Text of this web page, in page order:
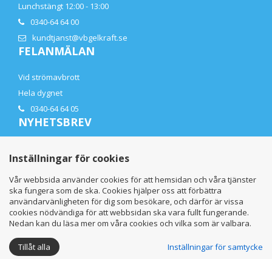
Lunchstängt 12:00 - 13:00
0340-64 64 00
kundtjanst@vbgelkraft.se
FELANMÄLAN
Vid strömavbrott
Hela dygnet
0340-64 64 05
NYHETSBREV
Inställningar för cookies
Vår webbsida använder cookies för att hemsidan och våra tjänster
ska fungera som de ska. Cookies hjälper oss att förbättra
användarvänligheten för dig som besökare, och därför är vissa
cookies nödvändiga för att webbsidan ska vara fullt fungerande.
Nedan kan du läsa mer om våra cookies och vilka som är valbara.
Tillåt alla Inställningar för samtycke